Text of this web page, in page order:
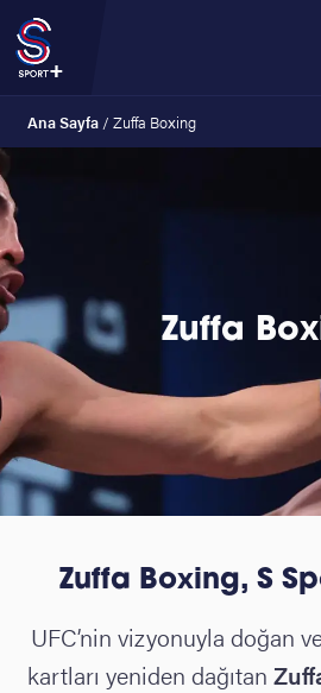
Ana Sayfa/ Zuffa Boxing
Zuffa
Zuffa Boxing, S
UFC’nin vizyonuyla doğan
kartları yeniden dağıtan